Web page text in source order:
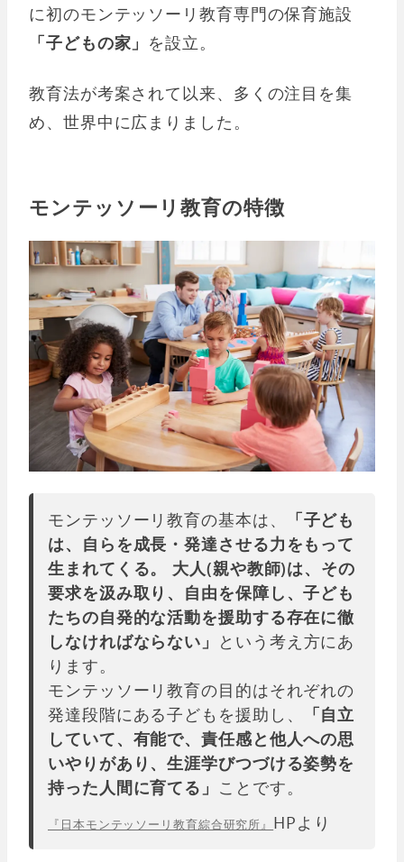
に初のモンテッソーリ教育専門の保育施設
「子どもの家」 を設立。
教育法が考案されて以来、多くの注目を集
め、世界中に広まりました。
モンテッソーリ教育の特徴
モンテッソーリ教育の基本は、
「子ども
は、自らを成長・発達させる力をもって
生まれてくる。 大人(親や教師)は、その
要求を汲み取り、自由を保障し、子ども
たちの自発的な活動を援助する存在に徹
しなければならない」 という考え方にあ
ります。
モンテッソーリ教育の目的はそれぞれの
発達段階にある子どもを援助し、
「自立
していて、有能で、責任感と他人への思
いやりがあり、生涯学びつづける姿勢を
持った人間に育てる」 ことです。
『日本モンテッソーリ教育綜合研究所』 HPより